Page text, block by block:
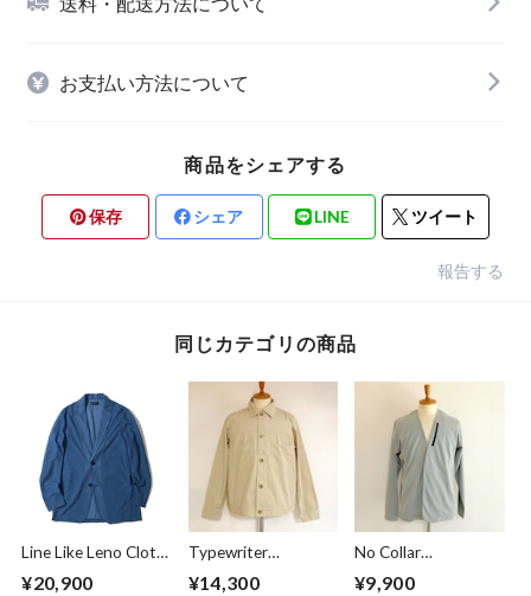
お支払い方法について
商品をシェアする
保存 シェア LINE ツイート
報告する
同じカテゴリの商品
Line Like Leno Cloth
Jacket Blue
¥20,900
Typewriter
Blouson Beige
¥14,300
No Collar
Cardigan Greige
¥9,900